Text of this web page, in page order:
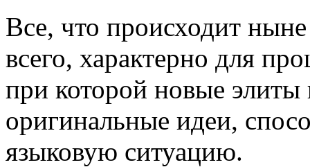
Все, что происходит
всего, характерно для
при которой новые
оригинальные идеи,
языковую ситуацию.